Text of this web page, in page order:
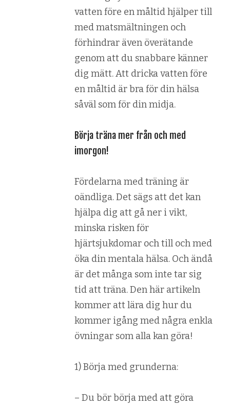
vatten före en måltid hjälper till
med matsmältningen och
förhindrar även överätande
genom att du snabbare känner
dig mätt. Att dricka vatten före
en måltid är bra för din hälsa
såväl som för din midja.
Börja träna mer från och med
imorgon!
Fördelarna med träning är
oändliga. Det sägs att det kan
hjälpa dig att gå ner i vikt,
minska risken för
hjärtsjukdomar och till och med
öka din mentala hälsa. Och ändå
är det många som inte tar sig
tid att träna. Den här artikeln
kommer att lära dig hur du
kommer igång med några enkla
övningar som alla kan göra!
1) Börja med grunderna:
– Du bör börja med att göra